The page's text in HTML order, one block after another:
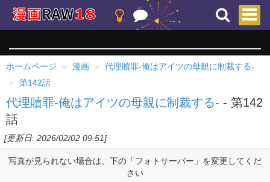
ホームページ 漫画
代理贖罪-俺はアイツの母親に制裁する-
第142話
代理贖罪-俺はアイツの母親に制裁する- - 第142
話
[更新日: 2026/02/02 09:51]
写真が見られない場合は、下の「フォトサーバー」を変更してくだ
さい